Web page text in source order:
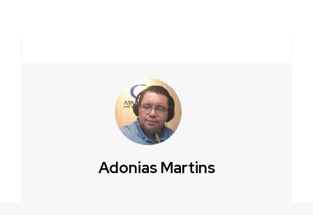
Adonias Martins